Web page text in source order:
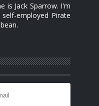
is Jack Sparrow. I'm
employed Pirate